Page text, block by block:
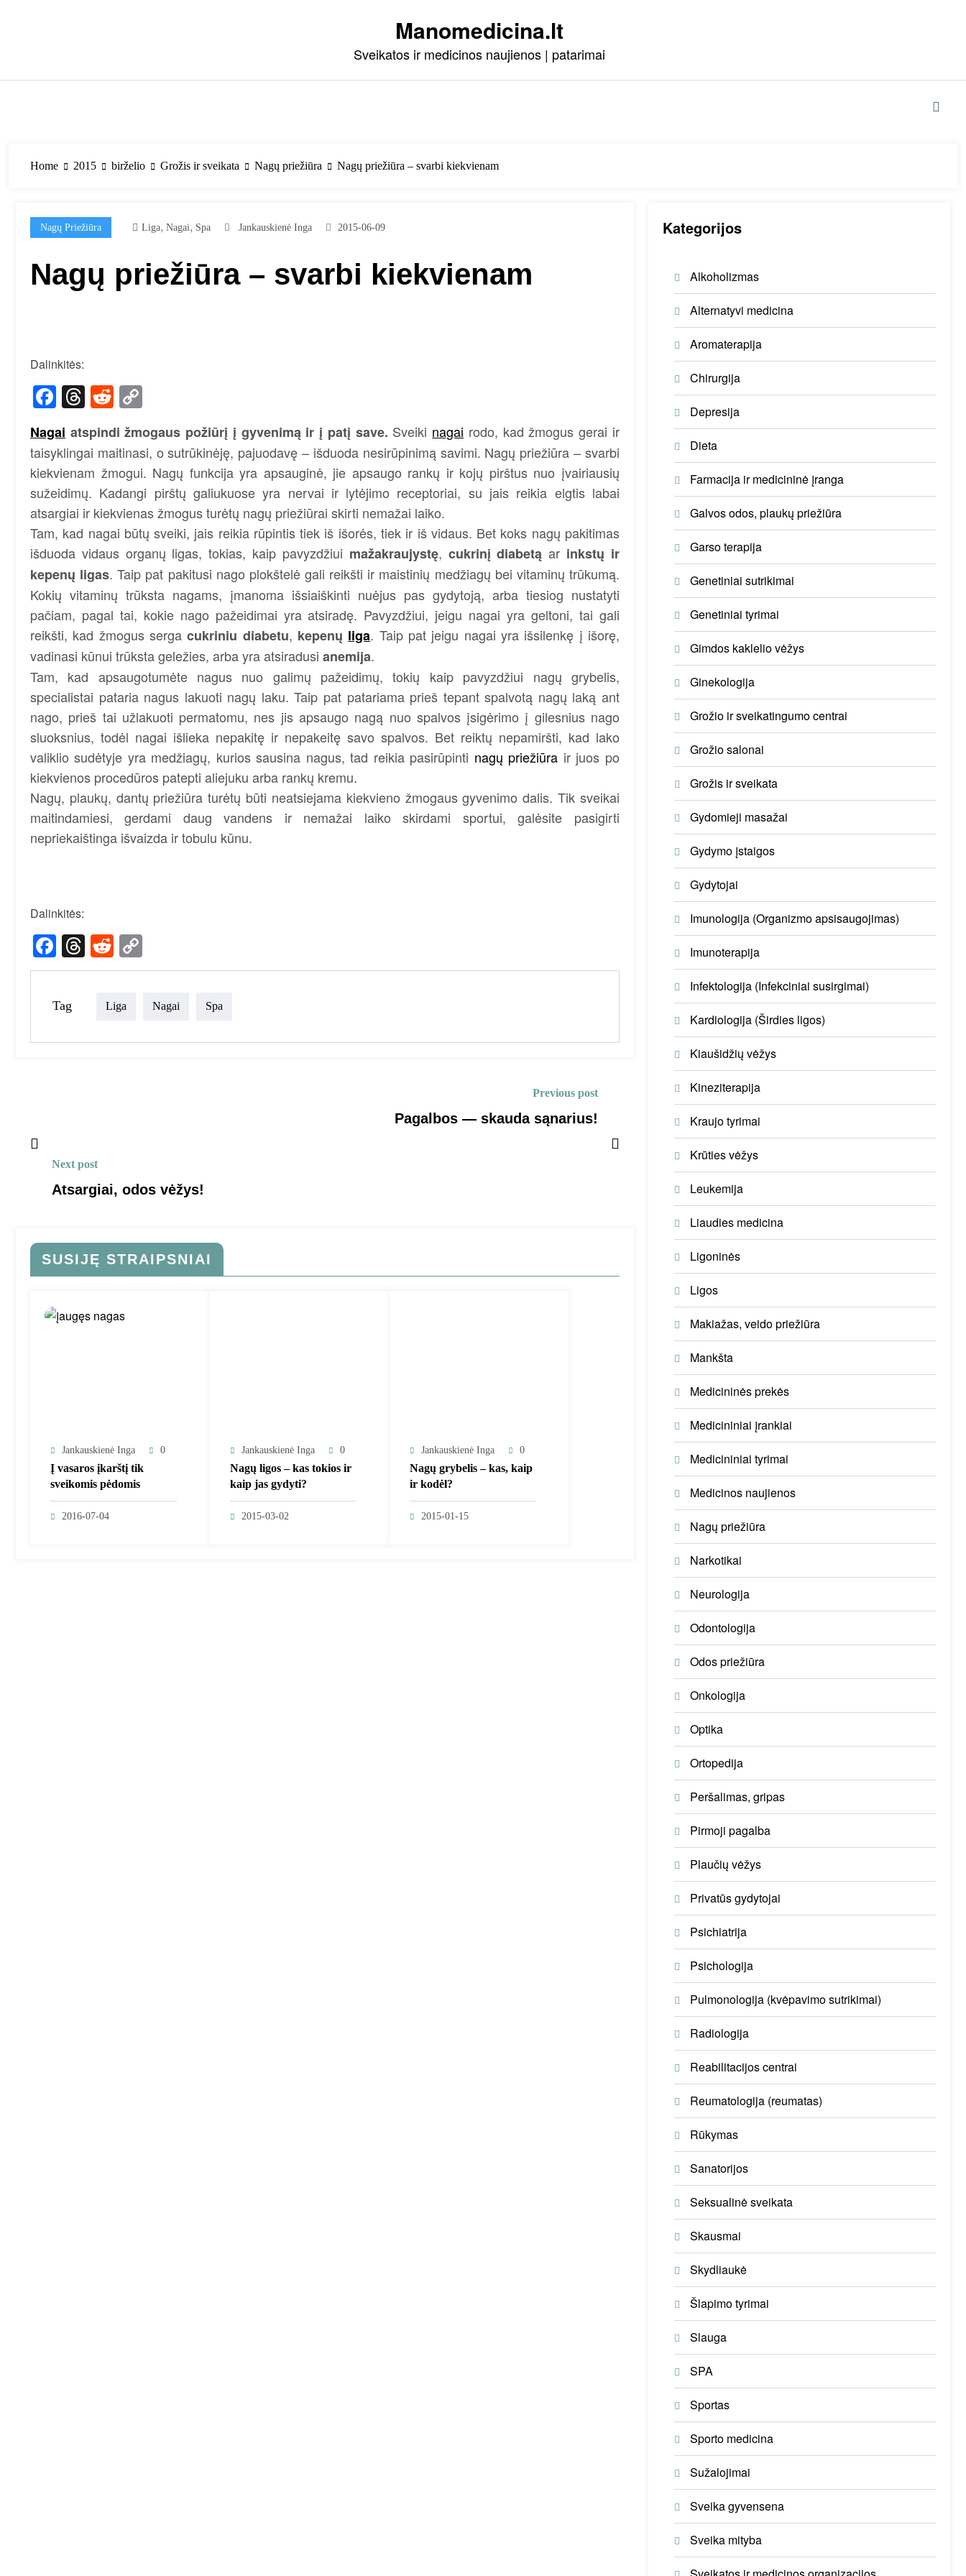
Manomedicina.lt
Sveikatos ir medicinos naujienos | patarimai
Home 2015 birželio Grožis ir sveikata Nagų priežiūra Nagų priežiūra – svarbi kiekvienam
Nagų Priežiūra Liga, Nagai, Spa Jankauskienė Inga 2015-06-09
Nagų priežiūra – svarbi kiekvienam
Dalinkitės:
Facebook
Threads
Reddit
Nagai atspindi žmogaus požiūrį į gyvenimą ir į patį save. Sveiki nagai rodo, kad žmogus gerai ir
taisyklingai maitinasi, o sutrūkinėję, pajuodavę – išduoda nesirūpinimą savimi. Nagų priežiūra – svarbi
kiekvienam žmogui. Nagų funkcija yra apsauginė, jie apsaugo rankų ir kojų pirštus nuo įvairiausių
sužeidimų. Kadangi pirštų galiukuose yra nervai ir lytėjimo receptoriai, su jais reikia elgtis labai
atsargiai ir kiekvienas žmogus turėtų nagų priežiūrai skirti nemažai laiko.
Tam, kad nagai būtų sveiki, jais reikia rūpintis tiek iš išorės, tiek ir iš vidaus. Bet koks nagų pakitimas
išduoda vidaus organų ligas, tokias, kaip pavyzdžiui mažakraujystę, cukrinį diabetą ar inkstų ir
kepenų ligas. Taip pat pakitusi nago plokštelė gali reikšti ir maistinių medžiagų bei vitaminų trūkumą.
Kokių vitaminų trūksta nagams, įmanoma išsiaiškinti nuėjus pas gydytoją, arba tiesiog nustatyti
pačiam, pagal tai, kokie nago pažeidimai yra atsiradę. Pavyzdžiui, jeigu nagai yra geltoni, tai gali
reikšti, kad žmogus sergacukriniu diabetu, kepenų liga. Taip pat jeigu nagai yra išsilenkę į išorę,
vadinasi kūnui trūksta geležies, arba yra atsiradusi anemija.
Tam, kad apsaugotumėte nagus nuo galimų pažeidimų, tokių kaip pavyzdžiui nagų grybelis,
specialistai pataria nagus lakuoti nagų laku. Taip pat patariama prieš tepant spalvotą nagų laką ant
nago, prieš tai užlakuoti permatomu, nes jis apsaugo nagą nuo spalvos įsigėrimo į gilesnius nago
sluoksnius, todėl nagai išlieka nepakitę ir nepakeitę savo spalvos. Bet reiktų nepamiršti, kad lako
valiklio sudėtyje yra medžiagų, kurios sausina nagus, tad reikia pasirūpinti nagų priežiūra ir juos po
kiekvienos procedūros patepti aliejuku arba rankų kremu.
Nagų, plaukų, dantų priežiūra turėtų būti neatsiejama kiekvieno žmogaus gyvenimo dalis. Tik sveikai
maitindamiesi, gerdami daug vandens ir nemažai laiko skirdami sportui, galėsite pasigirti
nepriekaištinga išvaizda ir tobulu kūnu.
Dalinkitės:
Facebook
Threads
Reddit
Link
Tag Liga Nagai Spa
Previous post
Pagalbos — skauda sąnarius!
Next post
Atsargiai, odos vėžys!
SUSIJĘ STRAIPSNIAI
Jankauskienė Inga 0
Į vasaros įkarštį tik
sveikomis pėdomis
2016-07-04
Jankauskienė Inga 0
Nagų ligos – kas tokios ir
kaip jas gydyti?
2015-03-02
Jankauskienė Inga 0
Nagų grybelis – kas, kaip
ir kodėl?
2015-01-15
Kategorijos
Alkoholizmas
Alternatyvi medicina
Aromaterapija
Chirurgija
Depresija
Dieta
Farmacija ir medicininė įranga
Galvos odos, plaukų priežiūra
Garso terapija
Genetiniai sutrikimai
Genetiniai tyrimai
Gimdos kaklelio vėžys
Ginekologija
Grožio ir sveikatingumo centrai
Grožio salonai
Grožis ir sveikata
Gydomieji masažai
Gydymo įstaigos
Gydytojai
Imunologija (Organizmo apsisaugojimas)
Imunoterapija
Infektologija (Infekciniai susirgimai)
Kardiologija (Širdies ligos)
Kiaušidžių vėžys
Kineziterapija
Kraujo tyrimai
Krūties vėžys
Leukemija
Liaudies medicina
Ligoninės
Ligos
Makiažas, veido priežiūra
Mankšta
Medicininės prekės
Medicininiai įrankiai
Medicininiai tyrimai
Medicinos naujienos
Nagų priežiūra
Narkotikai
Neurologija
Odontologija
Odos priežiūra
Onkologija
Optika
Ortopedija
Peršalimas, gripas
Pirmoji pagalba
Plaučių vėžys
Privatūs gydytojai
Psichiatrija
Psichologija
Pulmonologija (kvėpavimo sutrikimai)
Radiologija
Reabilitacijos centrai
Reumatologija (reumatas)
Rūkymas
Sanatorijos
Seksualinė sveikata
Skausmai
Skydliaukė
Šlapimo tyrimai
Slauga
SPA
Sportas
Sporto medicina
Sužalojimai
Sveika gyvensena
Sveika mityba